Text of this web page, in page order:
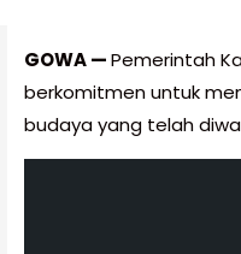
GOWA —Pemerintah
berkomitmen untuk
budaya yang telah